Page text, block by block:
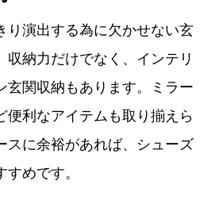
り演出する為に欠かせない玄
収納力だけでなく、インテリ
玄関収納もあります。ミラー
便利なアイテムも取り揃えら
スに余裕があれば、シューズ
めです。